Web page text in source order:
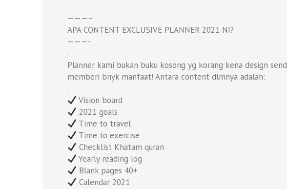
———–
APA CONTENT EXCLUSIVE PLANNER 2021 NI?
———-
.
Planner kami bukan buku kosong yg korang kena design
memberi bnyk manfaat! Antara content dlmnya adalah:
.
Vision board
2021 goals
Time to travel
Time to exercise
Checklist Khatam quran
Yearly reading log
Blank pages 40+
Calendar 2021